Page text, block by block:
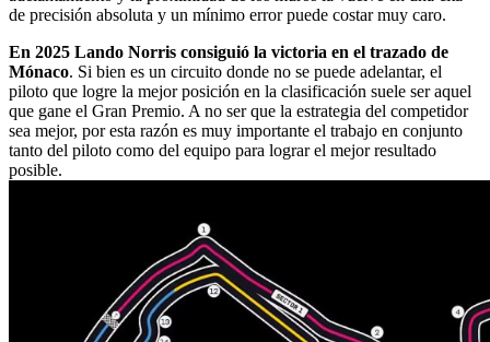
de precisión absoluta y un mínimo error puede costar muy caro.
En 2025 Lando Norris consiguió la victoria en el trazado de
Mónaco. Si bien es un circuito donde no se puede adelantar, el
piloto que logre la mejor posición en la clasificación suele ser aquel
que gane el Gran Premio. A no ser que la estrategia del competidor
sea mejor, por esta razón es muy importante el trabajo en conjunto
tanto del piloto como del equipo para lograr el mejor resultado
posible.